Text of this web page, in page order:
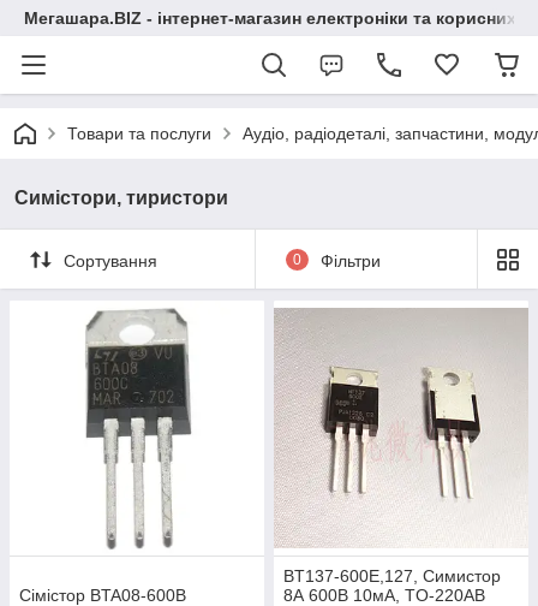
Мегашара.BIZ - інтернет-магазин електроніки та корисних
Товари та послуги Аудіо, радіодеталі, запчастини,
Симістори, тиристори
Сортування 0 Фільтри
Сімістор BTA08-600B
BT137-600E,127, Симистор
8А 600В 10мА, TO-220AB